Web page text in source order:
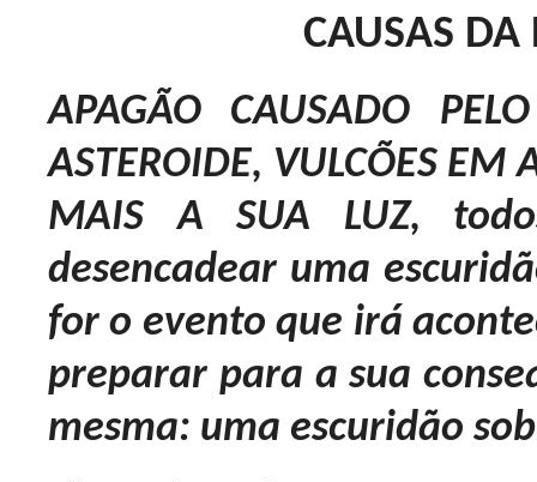
CAUSAS DA
APAGÃO CAUSADO
ASTEROIDE, VULCÕES EM
MAIS A SUA LUZ,
desencadear uma
for o evento que irá
preparar para a sua
mesma: uma escuridão